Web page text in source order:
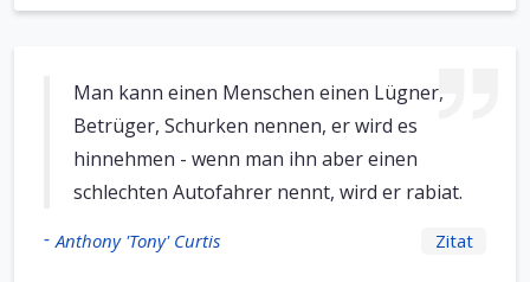
Man kann einen Menschen einen Lügner,
Betrüger, Schurken nennen, er wird es
hinnehmen - wenn man ihn aber einen
schlechten Autofahrer nennt, wird er rabiat.
- Anthony 'Tony' Curtis Zitat